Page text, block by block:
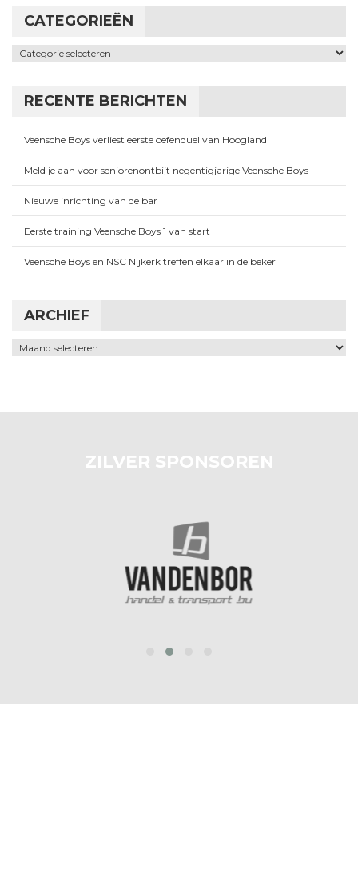
CATEGORIEËN
Categorieën
RECENTE BERICHTEN
Veensche Boys verliest eerste oefenduel van Hoogland
Meld je aan voor seniorenontbijt negentigjarige Veensche Boys
Nieuwe inrichting van de bar
Eerste training Veensche Boys 1 van start
Veensche Boys en NSC Nijkerk treffen elkaar in de beker
ARCHIEF
Archief
ZILVER SPONSOREN
prev